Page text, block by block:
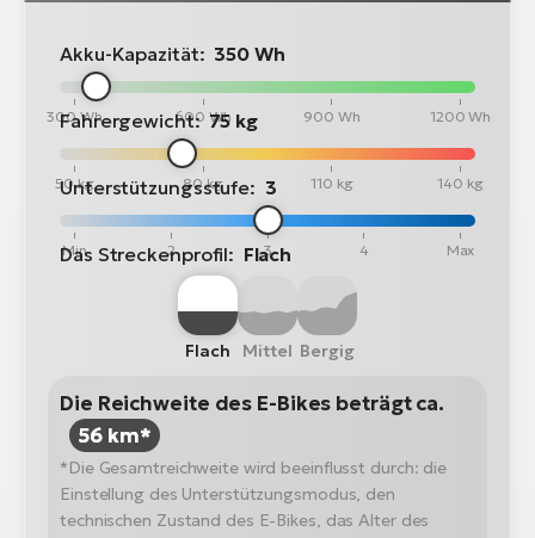
Akku-Kapazität: 350 Wh
300 Wh 600 Wh 900 Wh 1200 Wh
Fahrergewicht: 75 kg
50 kg 80 kg 110 kg 140 kg
Unterstützungsstufe: 3
Min 2 3 4 Max
Das Streckenprofil: Flach
Flach Mittel Bergig
Die Reichweite des E-Bikes beträgt ca.
56 km*
*Die Gesamtreichweite wird beeinflusst durch: die
Einstellung des Unterstützungsmodus, den
technischen Zustand des E-Bikes, das Alter des